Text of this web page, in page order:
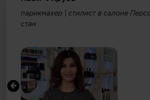
парикмахер | стилист в салоне
стан